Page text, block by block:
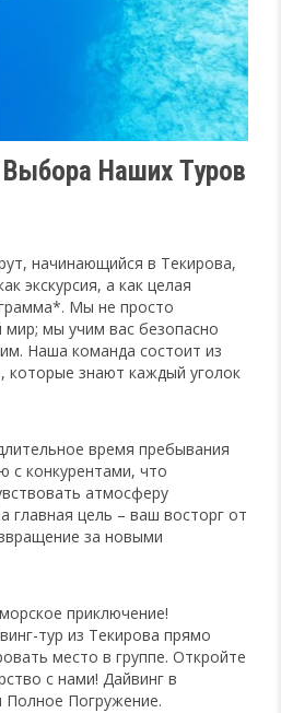
Наших Туров
начинающийся в Текирова,
экскурсия, а как целая
Мы не просто
мы учим вас безопасно
Наша команда состоит из
которые знают каждый уголок
время пребывания
с конкурентами, что
атмосферу
главная цель – ваш восторг от
за новыми
приключение!
тур из Текирова прямо
место в группе. Откройте
с нами! Дайвинг в
Погружение.